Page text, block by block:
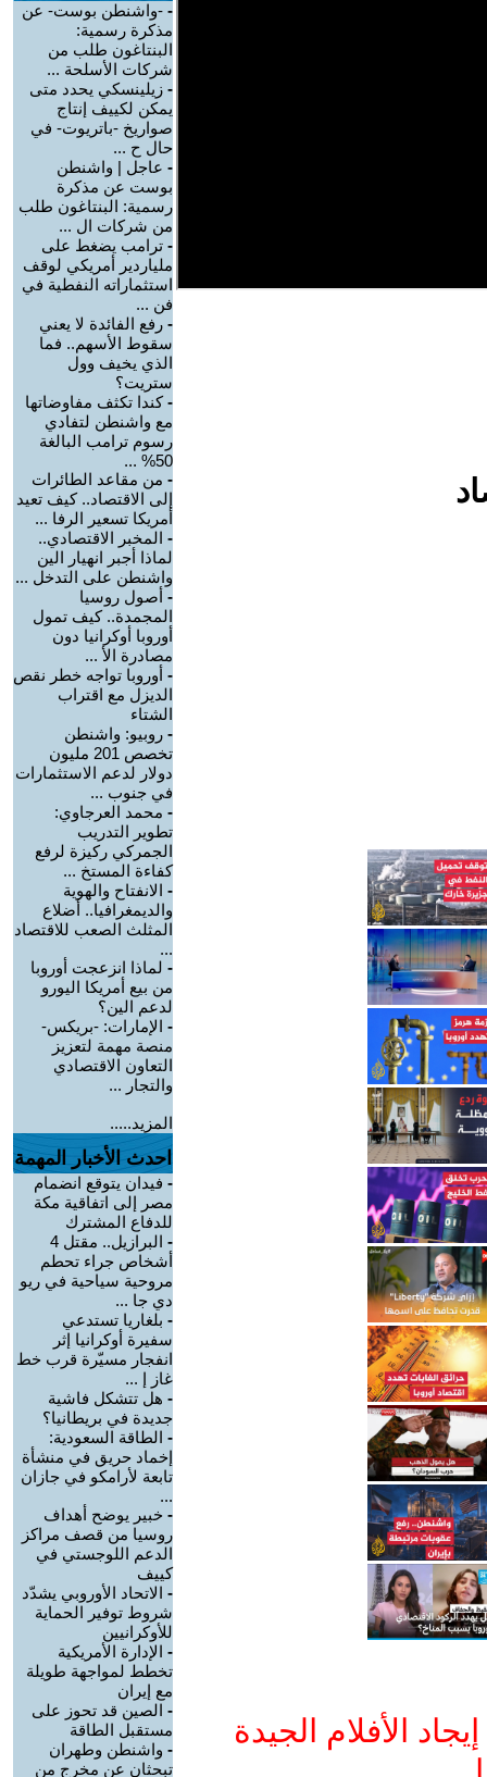
الأفلام الجيدة
- -واشنطن بوست- عن
مذكرة رسمية:
البنتاغون طلب من
شركات الأسلحة ...
- زيلينسكي يحدد متى
يمكن لكييف إنتاج
صواريخ -باتريوت- في
حال ح ...
- عاجل | واشنطن
بوست عن مذكرة
رسمية: البنتاغون طلب
من شركات ال ...
- ترامب يضغط على
ملياردير أمريكي لوقف
استثماراته النفطية في
فن ...
- رفع الفائدة لا يعني
سقوط الأسهم.. فما
الذي يخيف وول
ستريت؟
-كندا تكثف مفاوضاتها
مع واشنطن لتفادي
رسوم ترامب البالغة
50% ...
- من مقاعد الطائرات
إلى الاقتصاد.. كيف تعيد
أمريكا تسعير الرفا ...
- المخبر الاقتصادي..
لماذا أجبر انهيار الين
واشنطن على التدخل ...
- أصول روسيا
المجمدة.. كيف تمول
أوروبا أوكرانيا دون
مصادرة الأ ...
- أوروبا تواجه خطر نقص
الديزل مع اقتراب
الشتاء
- روبيو: واشنطن
تخصص 201 مليون
دولار لدعم الاستثمارات
في جنوب ...
- محمد العرجاوي:
تطوير التدريب
الجمركي ركيزة لرفع
كفاءة المستخ ...
- الانفتاح والهوية
والديمغرافيا.. أضلاع
المثلث الصعب للاقتصاد
...
- لماذا انزعجت أوروبا
من بيع أمريكا اليورو
لدعم الين؟
- الإمارات: -بريكس-
منصة مهمة لتعزيز
التعاون الاقتصادي
والتجار ...
المزيد.....
احدث الأخبار المهمة
- فيدان يتوقع انضمام
مصر إلى اتفاقية مكة
للدفاع المشترك
-
البرازيل.. مقتل 4
أشخاص جراء تحطم
مروحية سياحية في ريو
دي جا ...
- بلغاريا تستدعي
سفيرة أوكرانيا إثر
انفجار مسيّرة قرب خط
غاز إ ...
- هل تتشكل فاشية
جديدة في بريطانيا؟
- الطاقة السعودية:
إخماد حريق في منشأة
تابعة لأرامكو في جازان
...
- خبير يوضح أهداف
روسيا من قصف مراكز
الدعم اللوجستي في
كييف
- الاتحاد الأوروبي يشدّد
شروط توفير الحماية
للأوكرانيين
- الإدارة الأمريكية
تخطط لمواجهة طويلة
مع إيران
- الصين قد تحوز على
مستقبل الطاقة
- واشنطن وطهران
تبحثان عن مخرج من